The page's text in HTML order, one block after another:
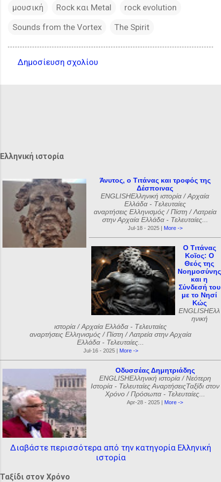
μουσική Rock και Metal
rock evolution
Sounds from the Vortex
The Spirit
Δημοσίευση σχολίου
Ελληνική ιστορία
Άνυτος, ο Τιτάνας και τροφός της
Δέσποινας
ENGLISHΕλληνική ιστορία / Αρχαία
Ελλάδα - Tελευταίες
αναρτήσεις Ελληνισμός / Πίστη / Λατρεία
στην Αρχαία Ελλάδα - Τελευταίες...
Jul-18 - 2025 | More ->
Ο Τιτάνας
Κοῖος: Ο
Θεός της
Νοημοσύνης
και η
Σύνδεσή του
με το Νησί
Κώς
ENGLISHΕλλ
ηνική
ιστορία / Αρχαία Ελλάδα - Tελευταίες
αναρτήσεις Ελληνισμός / Πίστη / Λατρεία στην Αρχαία
Ελλάδα - Τελευταίες...
Jul-16 - 2025 | More ->
Οδυσσέας Δημητριάδης
ENGLISHΕλληνική ιστορία / Νεότερη
Ιστορία - Τελευταίες ΑναρτήσειςΤαξίδι στον
Χρόνο / Πρόσωπα - Τελευταίες...
Apr-28 - 2025 | More ->
Διαβάστε περισσότερα από την κατηγορία Ελληνική
ιστορία
Ταξίδι στον Χρόνο